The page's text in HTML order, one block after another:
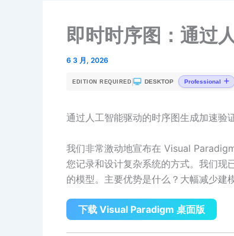
即时时序图：通过
6 3 月, 2026
EDITION REQUIRED DESKTOP Professional
通过人工智能驱动的时序图生成加速验
我们非常激动地宣布在 Visual
您记录和设计复杂系统的方式。我们现
的模型。主要优势是什么？大幅减少建
下载 Visual Paradigm 桌面版